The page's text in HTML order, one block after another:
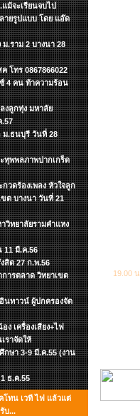
ม้จะเรียนจบไป
ายรูปแบบ โดย แอ๊ด
ม.ราม 2 บางนา 28
โทร 0867866022
4 คน ท้าความร้อน
งลูกทุ่ง มหาลัย
.57
ม.ธนบุรี วันที่ 28
ทุพพลภาพปากเกร็ด
กวดร้องเพลง หัวใจลูก
ขต บางนา วันที่ 21
วิทยาลัยรามคำแหง
11 มี.ค.56
สิต 27 ก.พ.56
การตลาด วิทยาเขต
นทาวน์ ผู้ปกครองจัด
ง เครื่องเสียง+ไฟ
ราจัดให้
ษา 3-9 มี.ค.55 (งาน
ธ.ค.55
โทน เวที ไฟ แล้วแต่
บ...
19.00